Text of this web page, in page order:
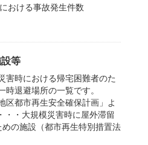
おける事故発生件数
等
害時における帰宅困難者のた
退避場所の一覧です。
区都市再生安全確保計画」よ
・・大規模災害時に屋外滞留
の施設（都市再生特別措置法